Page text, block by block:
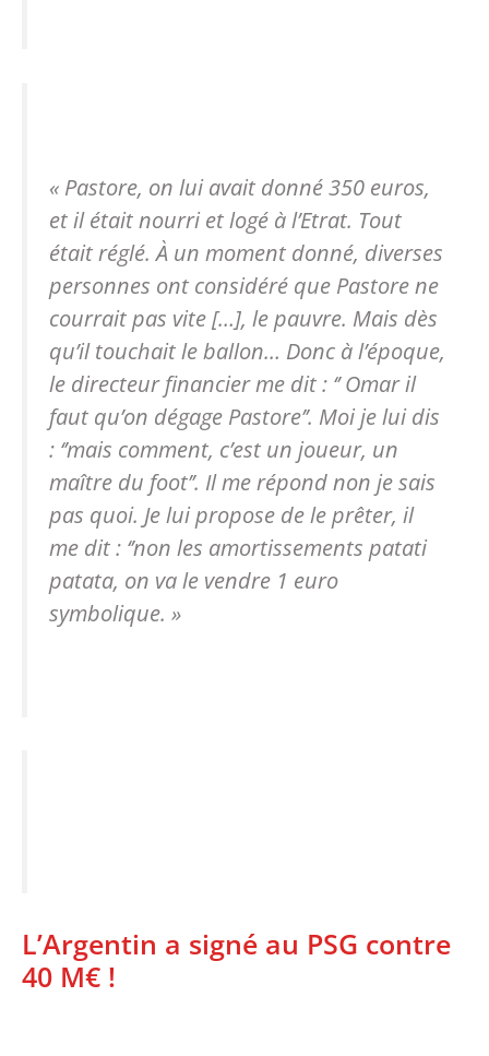
« Pastore, on lui avait donné 350 euros,
et il était nourri et logé à l’Etrat. Tout
était réglé. À un moment donné, diverses
personnes ont considéré que Pastore ne
courrait pas vite […], le pauvre. Mais dès
qu’il touchait le ballon… Donc à l’époque,
le directeur financier me dit : ‘’ Omar il
faut qu’on dégage Pastore’’. Moi je lui dis
: ‘’mais comment, c’est un joueur, un
maître du foot’’. Il me répond non je sais
pas quoi. Je lui propose de le prêter, il
me dit : ‘’non les amortissements patati
patata, on va le vendre 1 euro
symbolique. »
L’Argentin a signé au PSG contre
40 M€ !